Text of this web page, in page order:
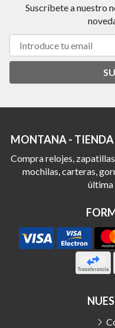
Suscríbete a nuestro
MONTANA -
Compra relojes,
mochilas, carteras,
última